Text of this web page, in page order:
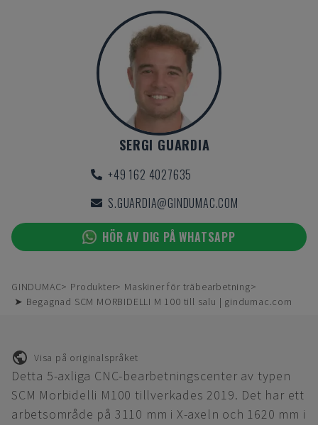
SERGI GUARDIA
+49 162 4027635
S.GUARDIA@GINDUMAC.COM
HÖR AV DIG PÅ WHATSAPP
GINDUMAC Produkter
Maskiner för träbearbetning
➤ Begagnad SCM MORBIDELLI M 100 till salu | gindumac.com
Visa på originalspråket
Detta 5-axliga CNC-bearbetningscenter av typen
SCM Morbidelli M100 tillverkades 2019. Det har ett
arbetsområde på 3110 mm i X-axeln och 1620 mm i